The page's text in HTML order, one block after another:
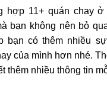
hợp 11+ quán chay ở
bạn không nên bỏ
bạn có thêm nhiều
của mình hơn nhé.
thêm nhiều thông tin